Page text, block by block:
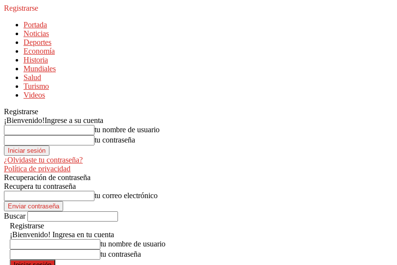
Registrarse
Portada
Noticias
Deportes
Economía
Historia
Mundiales
Salud
Turismo
Videos
Registrarse
¡Bienvenido!Ingrese a su cuenta
tu nombre de usuario
tu contraseña
¿Olvidaste tu contraseña?
Política de privacidad
Recuperación de contraseña
Recupera tu contraseña
tu correo electrónico
Buscar
Registrarse
¡Bienvenido! Ingresa en tu cuenta
tu nombre de usuario
tu contraseña